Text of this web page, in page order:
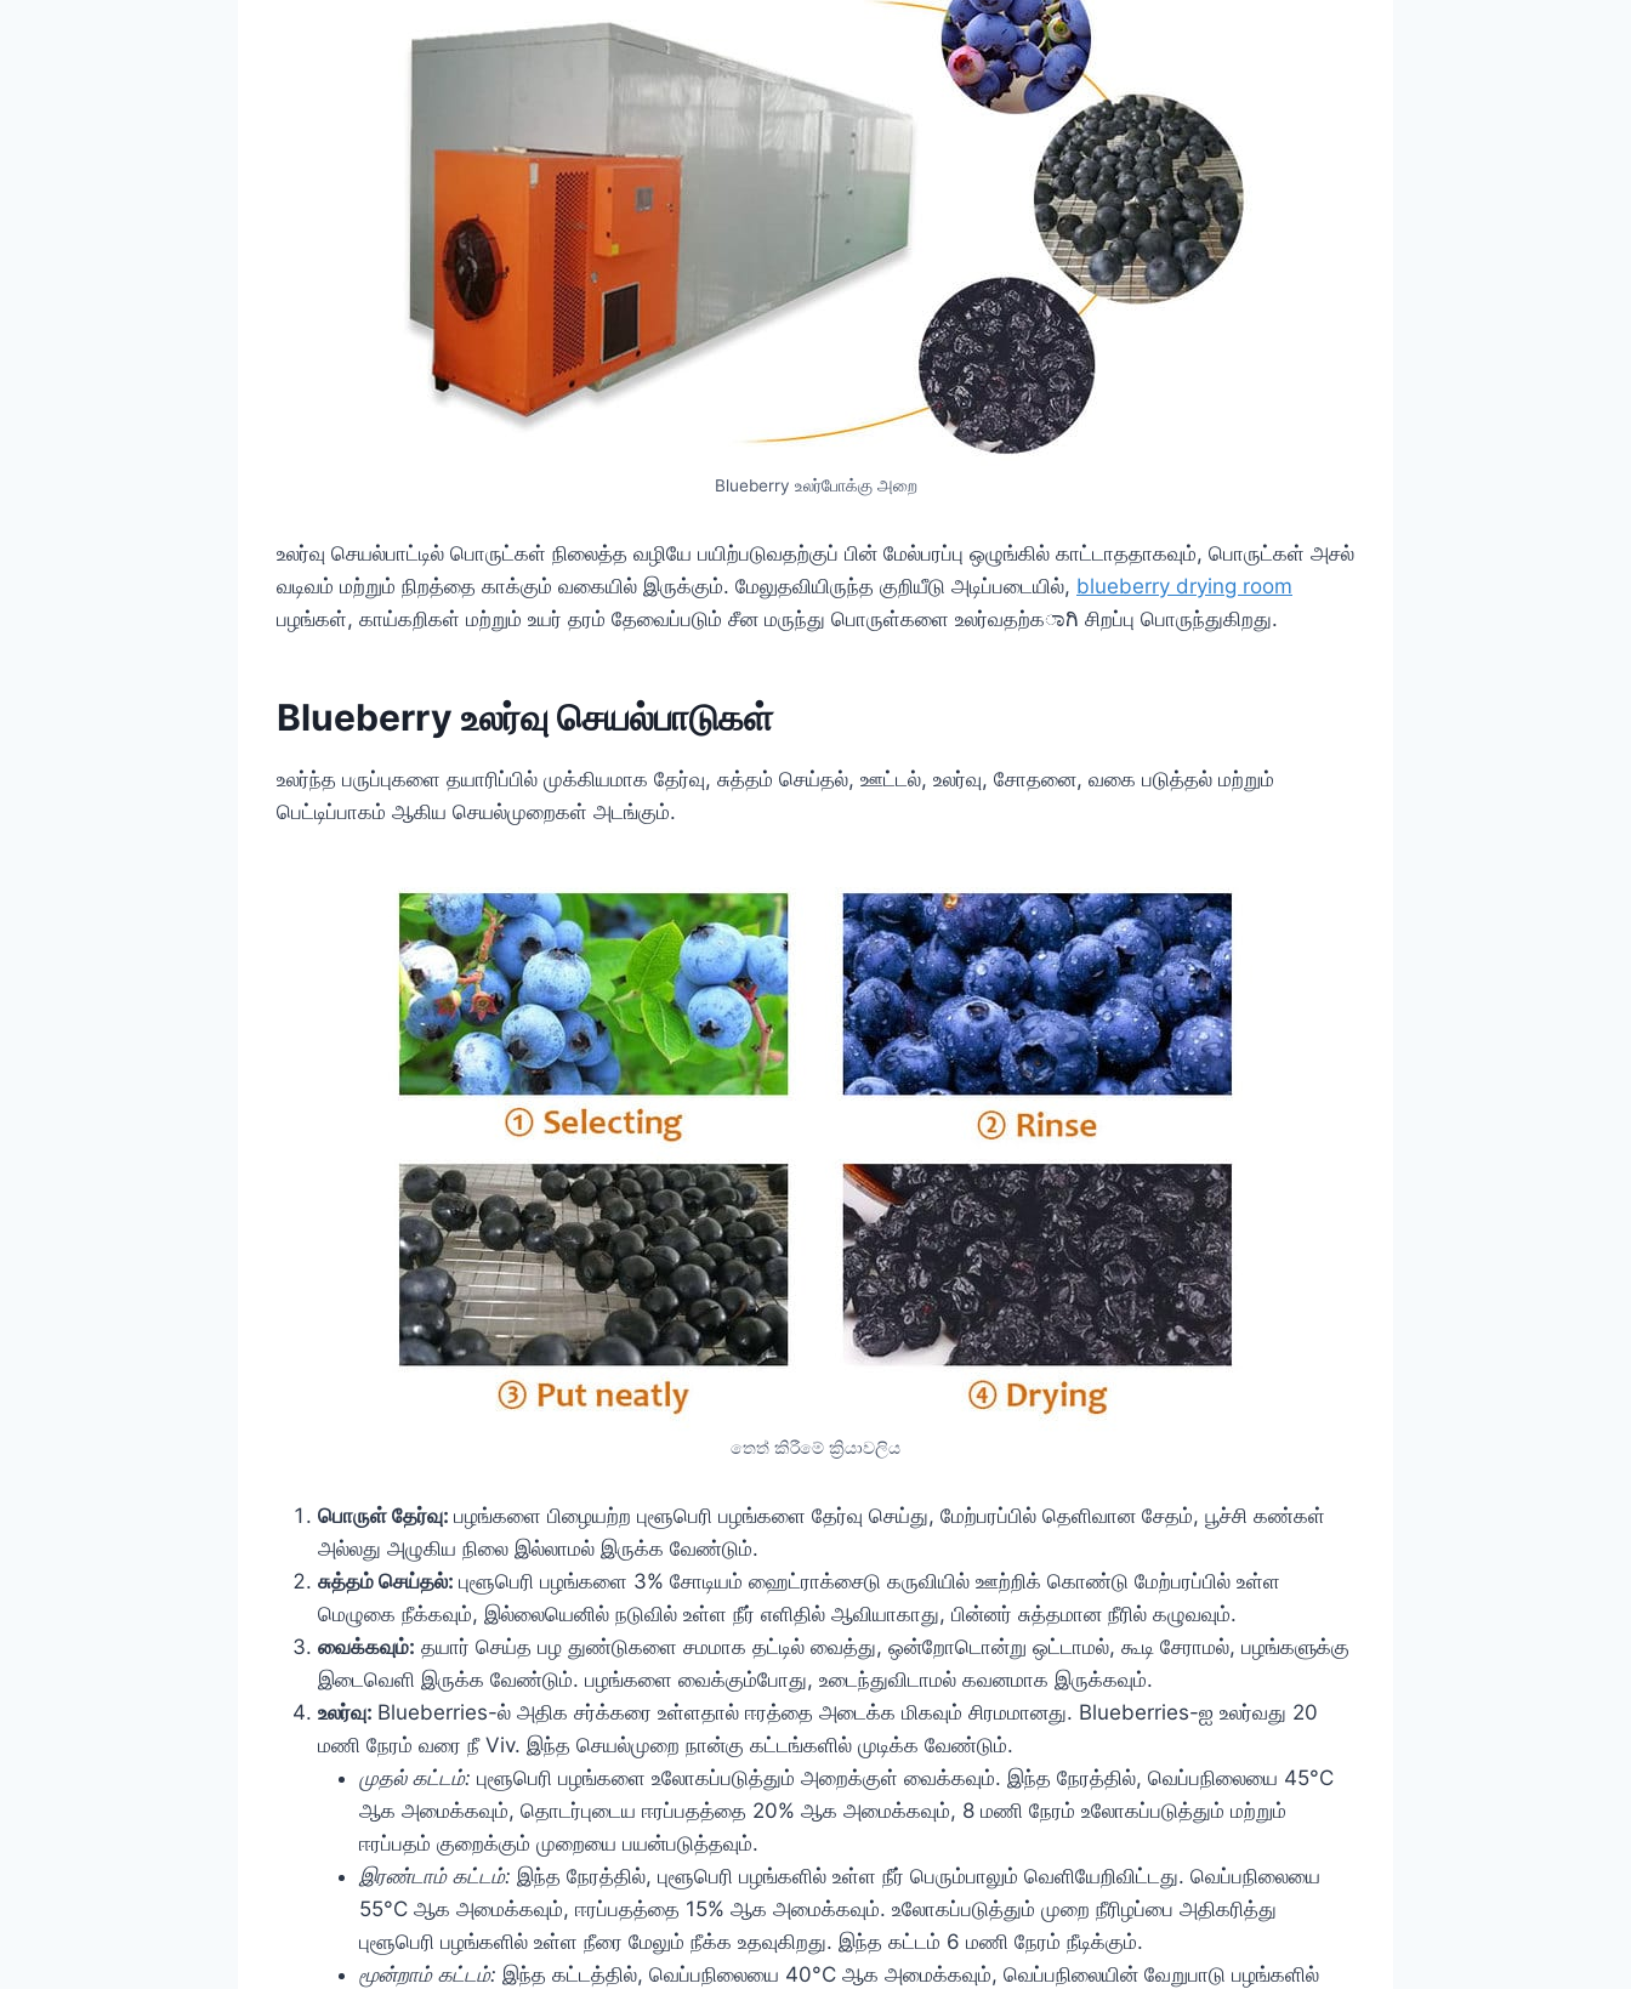
Blueberry உலர்போக்கு அறை
உலர்வு செயல்பாட்டில் பொருட்கள் நிலைத்த வழியே பயிற்படுவதற்குப் பின் மேல்பரப்பு ஒழுங்கில் காட்டாததாகவும், பொருட்கள் அசல்
வடிவம் மற்றும் நிறத்தை காக்கும் வகையில் இருக்கும். மேலுதவியிருந்த குறியீடு அடிப்படையில், blueberry drying room
பழங்கள், காய்கறிகள் மற்றும் உயர் தரம் தேவைப்படும் சீன மருந்து பொருள்களை உலர்வதற்கಾಗಿ சிறப்பு பொருந்துகிறது.
Blueberry உலர்வு செயல்பாடுகள்
உலர்ந்த பருப்புகளை தயாரிப்பில் முக்கியமாக தேர்வு, சுத்தம் செய்தல், ஊட்டல், உலர்வு, சோதனை, வகை படுத்தல் மற்றும்
பெட்டிப்பாகம் ஆகிய செயல்முறைகள் அடங்கும்.
තෙත් කිරීමේ ක්‍රියාවලිය
பொருள் தேர்வு: பழங்களை பிழையற்ற புளூபெரி பழங்களை தேர்வு செய்து, மேற்பரப்பில் தெளிவான சேதம், பூச்சி கண்கள்
அல்லது அழுகிய நிலை இல்லாமல் இருக்க வேண்டும்.
சுத்தம் செய்தல்: புளூபெரி பழங்களை 3% சோடியம் ஹைட்ராக்சைடு கருவியில் ஊற்றிக் கொண்டு மேற்பரப்பில் உள்ள
மெழுகை நீக்கவும், இல்லையெனில் நடுவில் உள்ள நீர் எளிதில் ஆவியாகாது, பின்னர் சுத்தமான நீரில் கழுவவும்.
வைக்கவும்: தயார் செய்த பழ துண்டுகளை சமமாக தட்டில் வைத்து, ஒன்றோடொன்று ஒட்டாமல், கூடி சேராமல், பழங்களுக்கு
இடைவெளி இருக்க வேண்டும். பழங்களை வைக்கும்போது, உடைந்துவிடாமல் கவனமாக இருக்கவும்.
உலர்வு: Blueberries-ல் அதிக சர்க்கரை உள்ளதால் ஈரத்தை அடைக்க மிகவும் சிரமமானது. Blueberries-ஐ உலர்வது 20
மணி நேரம் வரை நீ Viv. இந்த செயல்முறை நான்கு கட்டங்களில் முடிக்க வேண்டும்.
முதல் கட்டம்: புளூபெரி பழங்களை உலோகப்படுத்தும் அறைக்குள் வைக்கவும். இந்த நேரத்தில், வெப்பநிலையை 45°C
ஆக அமைக்கவும், தொடர்புடைய ஈரப்பதத்தை 20% ஆக அமைக்கவும், 8 மணி நேரம் உலோகப்படுத்தும் மற்றும்
ஈரப்பதம் குறைக்கும் முறையை பயன்படுத்தவும்.
இரண்டாம் கட்டம்: இந்த நேரத்தில், புளூபெரி பழங்களில் உள்ள நீர் பெரும்பாலும் வெளியேறிவிட்டது. வெப்பநிலையை
55°C ஆக அமைக்கவும், ஈரப்பதத்தை 15% ஆக அமைக்கவும். உலோகப்படுத்தும் முறை நீரிழப்பை அதிகரித்து
புளூபெரி பழங்களில் உள்ள நீரை மேலும் நீக்க உதவுகிறது. இந்த கட்டம் 6 மணி நேரம் நீடிக்கும்.
மூன்றாம் கட்டம்: இந்த கட்டத்தில், வெப்பநிலையை 40°C ஆக அமைக்கவும், வெப்பநிலையின் வேறுபாடு பழங்களில்